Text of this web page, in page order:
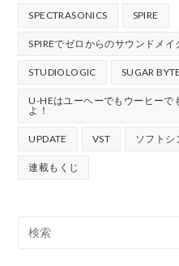
SPECTRASONICS SPIRE
SPIREでゼロからのサウンドメイ
STUDIOLOGIC SUGAR
U-HEはユーヘーでもウーヒーで
よ！
UPDATE VST ソフトシ
連載もくじ